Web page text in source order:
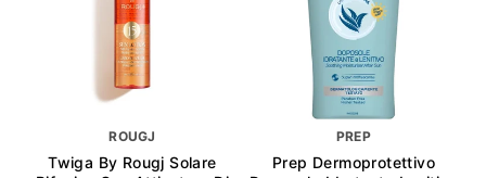
ROUGJ
Twiga By Rougj Solare
PREP
Prep Dermoprotettivo